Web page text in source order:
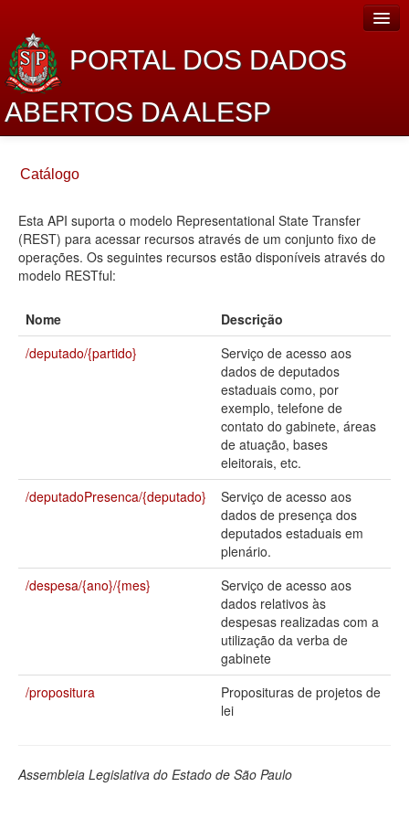
PORTAL DOS DADOS
ABERTOS DA ALESP
Sobre o projeto
Dados Abertos Alesp
Lei de Acesso à Informação
Planejamento
Catálogo de dados
Legislação
Perguntas frequentes
Catálogo
Esta API suporta o modelo Representational State Transfer
(REST) para acessar recursos através de um conjunto fixo de
operações. Os seguintes recursos estão disponíveis através do
modelo RESTful:
Nome
Descrição
/deputado/{partido}
Serviço de acesso aos
dados de deputados
estaduais como, por
exemplo, telefone de
contato do gabinete, áreas
de atuação, bases
eleitorais, etc.
/deputadoPresenca/{deputado}
Serviço de acesso aos
dados de presença dos
deputados estaduais em
plenário.
/despesa/{ano}/{mes}
Serviço de acesso aos
dados relativos às
despesas realizadas com a
utilização da verba de
gabinete
/propositura
Proposituras de projetos de
lei
Assembleia Legislativa do Estado de São Paulo